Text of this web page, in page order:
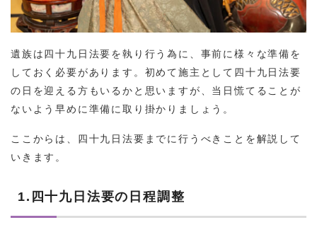
遺族は四十九日法要を執り行う為に、事前に様々な準備を
しておく必要があります。初めて施主として四十九日法要
の日を迎える方もいるかと思いますが、当日慌てることが
ないよう早めに準備に取り掛かりましょう。
ここからは、四十九日法要までに行うべきことを解説して
いきます。
1.四十九日法要の日程調整